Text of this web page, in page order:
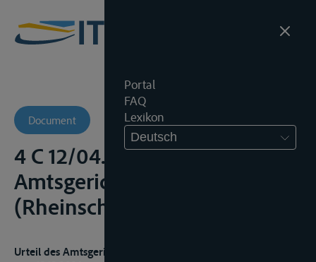
Portal
FAQ
Lexikon
Deutsch
Document
4 C 12/04.BSchRh -
Amtsgericht
(Rheinschiffahrtsgericht)
Urteil des Amtsgerichts – Rheinschiffahrtsgericht St. Goar